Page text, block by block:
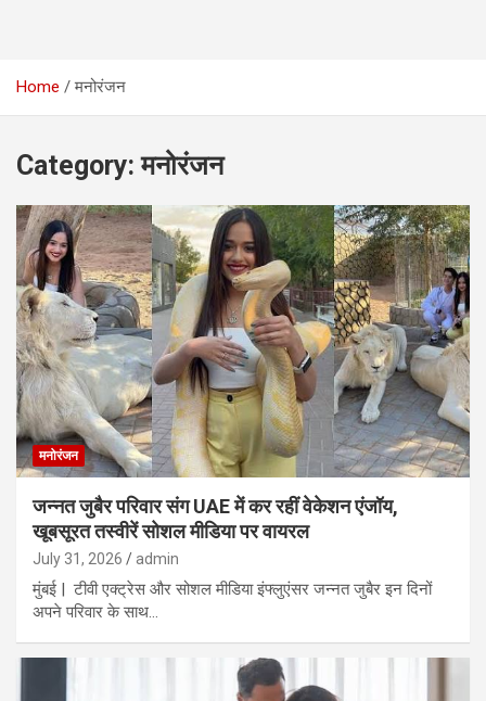
Home मनोरंजन
Category:मनोरंजन
मनोरंजन
जन्नत जुबैर परिवार संग UAE में कर रहीं वेकेशन एंजॉय,
खूबसूरत तस्वीरें सोशल मीडिया पर वायरल
July 31, 2026 admin
मुंबई | टीवी एक्ट्रेस और सोशल मीडिया इंफ्लुएंसर जन्नत जुबैर इन दिनों
अपने परिवार के साथ…